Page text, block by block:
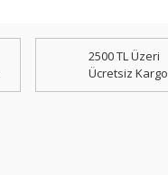
2500 TL Üzeri
Ücretsiz Kargo